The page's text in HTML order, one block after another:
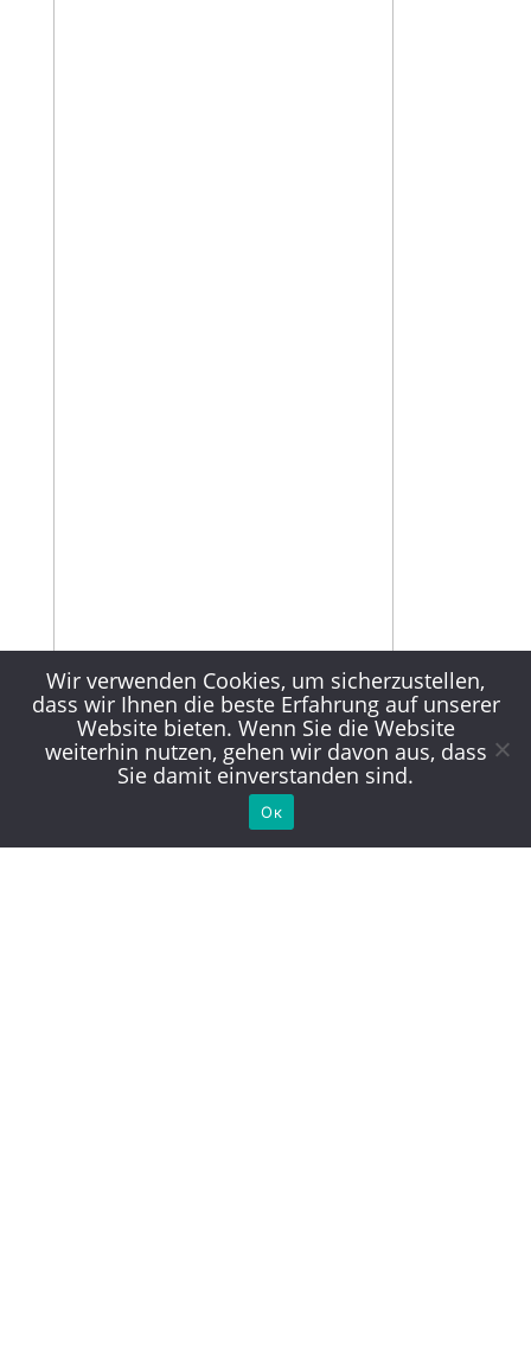
Wir verwenden Cookies, um sicherzustellen,
dass wir Ihnen die beste Erfahrung auf unserer
Website bieten. Wenn Sie die Website
weiterhin nutzen, gehen wir davon aus, dass
Sie damit einverstanden sind.
Ок